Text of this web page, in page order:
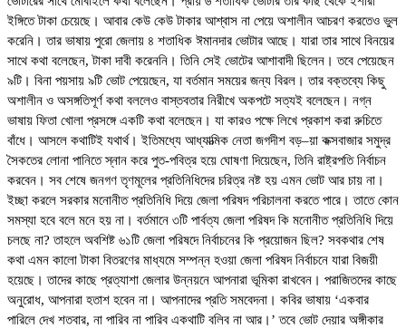
ইঙ্গিতে টাকা চেয়েছে। আবার কেউ কেউ টাকার আশ্বাস না পেয়ে অশালীন আচরণ করতেও ভুল
করেনি। তার ভাষায় পুরো জেলায় ৪ শতাধিক ঈমানদার ভোটার আছে। যারা তার সাথে বিনয়ের
সাথে কথা বলেছেন, টাকা দাবী করেননি। তিনি সেই ভোটের আশাবাদী ছিলেন। তবে পেয়েছেন
৯টি। বিনা পয়সায় ৯টি ভোট পেয়েছেন, যা বর্তমান সময়ের জন্য বিরল। তার বক্তব্যে কিছু
অশালীন ও অসঙ্গতিপূর্ণ কথা বললেও বাস্তবতার নিরীখে অকপটে সত্যই বলেছেন। নগ্ন
ভাষায় ফিতা খোলা প্রসঙ্গে একটি কথা বলেছেন। যা কারও পক্ষে লিখে প্রকাশ করা রুচিতে
বাঁধে। আসলে কথাটিই যথার্থ। ইতিমধ্যে আধ্যাত্মিক নেতা জগদীশ বড়–য়া কক্সবাজার সমুদ্র
সৈকতের লোনা পানিতে স্নান করে পুত-পবিত্র হয়ে ঘোষণা দিয়েছেন, তিনি রাষ্ট্রপতি নির্বাচন
করবেন। সব শেষে জনগণ তৃণমূলের প্রতিনিধিদের চরিত্র নষ্ট হয় এমন ভোট আর চায় না।
ইচ্ছা করলে সরকার মনোনীত প্রতিনিধি দিয়ে জেলা পরিষদ পরিচালনা করতে পারে। তাতে কোন
সমস্যা হবে বলে মনে হয় না। বর্তমানে ৩টি পার্বত্য জেলা পরিষদ কি মনোনীত প্রতিনিধি দিয়ে
চলছে না? তাহলে অবশিষ্ট ৬১টি জেলা পরিষদে নির্বাচনের কি প্রয়োজন ছিল? সবকথার শেষ
কথা এমন কালো টাকা বিতরণের মাধ্যমে সম্পন্ন হওয়া জেলা পরিষদ নির্বাচনে যারা বিজয়ী
হয়েছে। তাদের কাছে প্রত্যাশা জেলার উন্নয়নে আপনারা ভূমিকা রাখবেন। পরাজিতদের কাছে
অনুরোধ, আপনারা হতাশ হবেন না। আপনাদের প্রতি সমবেদনা। কবির ভাষায় ‘একবার
পারিলে দেখ শতবার, না পারিব না পারিব একথাটি বলিব না আর।’ তবে ভোট দেয়ার অঙ্গীকার